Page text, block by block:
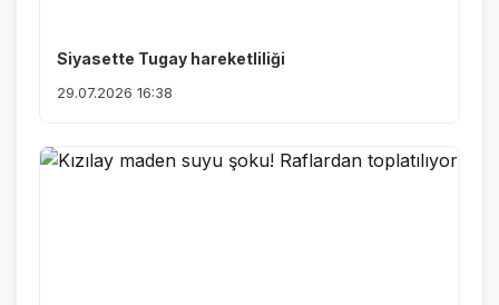
Siyasette Tugay hareketliliği
29.07.2026 16:38